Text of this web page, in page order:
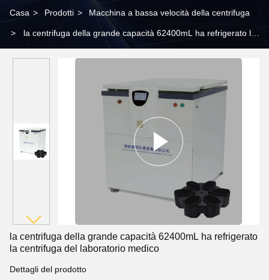
Casa > Prodotti > Macchina a bassa velocità della centrifuga
> la centrifuga della grande capacità 62400mL ha refrigerato la
la centrifuga della grande capacità 62400mL ha refrigerato
la centrifuga del laboratorio medico
Dettagli del prodotto